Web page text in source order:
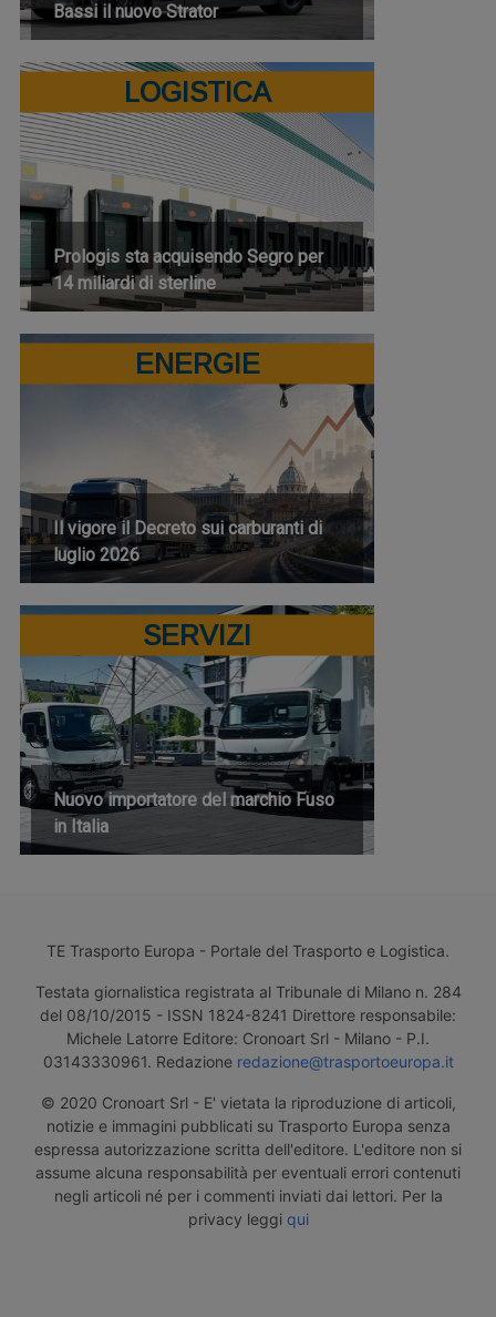
Bassi il nuovo Strator
LOGISTICA
Prologis sta acquisendo Segro per
14 miliardi di sterline
ENERGIE
Il vigore il Decreto sui carburanti di
luglio 2026
SERVIZI
Nuovo importatore del marchio Fuso
in Italia
TE Trasporto Europa - Portale del Trasporto e Logistica.
Testata giornalistica registrata al Tribunale di Milano n. 284
del 08/10/2015 - ISSN 1824-8241 Direttore responsabile:
Michele Latorre Editore: Cronoart Srl - Milano - P.I.
03143330961. Redazione redazione@trasportoeuropa.it
© 2020 Cronoart Srl - E' vietata la riproduzione di articoli,
notizie e immagini pubblicati su Trasporto Europa senza
espressa autorizzazione scritta dell'editore. L'editore non si
assume alcuna responsabilità per eventuali errori contenuti
negli articoli né per i commenti inviati dai lettori. Per la
privacy leggi qui